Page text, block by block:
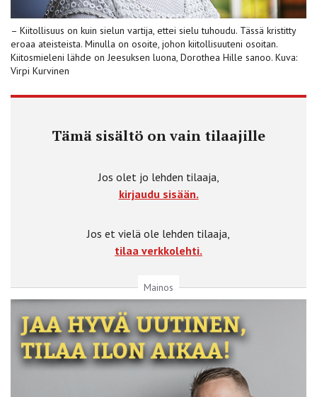
– Kiitollisuus on kuin sielun vartija, ettei sielu tuhoudu. Tässä kristitty
eroaa ateisteista. Minulla on osoite, johon kiitollisuuteni osoitan.
Kiitosmieleni lähde on Jeesuksen luona, Dorothea Hille sanoo. Kuva:
Virpi Kurvinen
Tämä sisältö on vain tilaajille
Jos olet jo lehden tilaaja,
kirjaudu sisään.
Jos et vielä ole lehden tilaaja,
tilaa verkkolehti.
Mainos